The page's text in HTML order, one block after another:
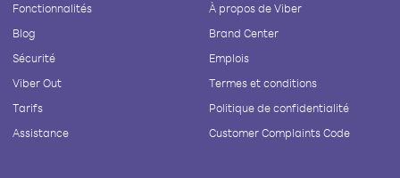
Fonctionnalités
Blog
Sécurité
Viber Out
Tarifs
Assistance
À propos de Viber
Brand Center
Emplois
Termes et conditions
Politique de confidentialité
Customer Complaints Code